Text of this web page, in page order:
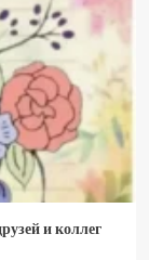
и коллег